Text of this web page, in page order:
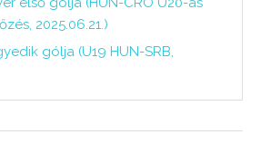
2025.06.21.)
gólja (U19 HUN-SRB,